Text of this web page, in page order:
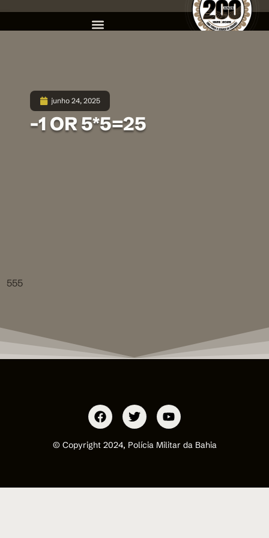
junho 24, 2025
-1 OR 5*5=25
555
© Copyright 2024, Polícia Militar da Bahia